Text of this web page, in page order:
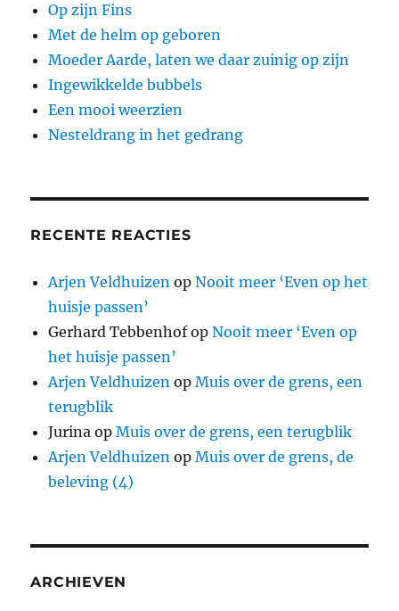
Op zijn Fins
Met de helm op geboren
Moeder Aarde, laten we daar zuinig op zijn
Ingewikkelde bubbels
Een mooi weerzien
Nesteldrang in het gedrang
RECENTE REACTIES
Arjen Veldhuizen opNooit meer ‘Even op het
huisje passen’
Gerhard TebbenhofopNooit meer ‘Even op
het huisje passen’
Arjen Veldhuizen opMuis over de grens, een
terugblik
Jurina opMuis over de grens, een terugblik
Arjen Veldhuizen opMuis over de grens, de
beleving (4)
ARCHIEVEN